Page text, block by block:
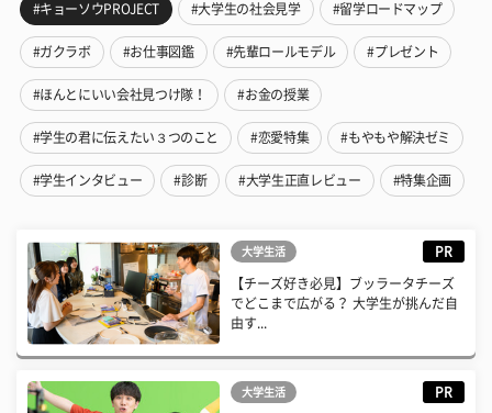
#キョーソウPROJECT #大学生の社会見学 #留学ロードマップ
#ガクラボ #お仕事図鑑 #先輩ロールモデル #プレゼント
#ほんとにいい会社見つけ隊！ #お金の授業
#学生の君に伝えたい３つのこと #恋愛特集 #もやもや解決ゼミ
#学生インタビュー #診断 #大学生正直レビュー #特集企画
大学生活 PR
【チーズ好き必見】ブッラータチーズ
でどこまで広がる？ 大学生が挑んだ自
由す...
大学生活 PR